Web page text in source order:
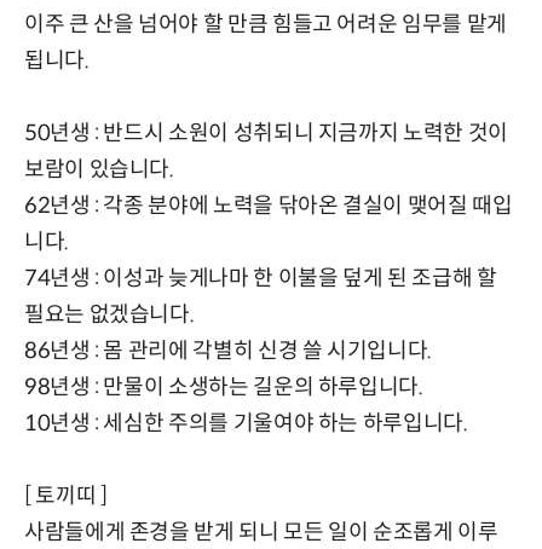
이주 큰 산을 넘어야 할 만큼 힘들고 어려운 임무를 맡게
됩니다.
50년생 : 반드시 소원이 성취되니 지금까지 노력한 것이
보람이 있습니다.
62년생 : 각종 분야에 노력을 닦아온 결실이 맺어질 때입
니다.
74년생 : 이성과 늦게나마 한 이불을 덮게 된 조급해 할
필요는 없겠습니다.
86년생 : 몸 관리에 각별히 신경 쓸 시기입니다.
98년생 : 만물이 소생하는 길운의 하루입니다.
10년생 : 세심한 주의를 기울여야 하는 하루입니다.
[ 토끼띠 ]
사람들에게 존경을 받게 되니 모든 일이 순조롭게 이루